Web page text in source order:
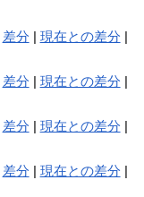
差分| 現在との差分|
差分| 現在との差分|
差分| 現在との差分|
差分| 現在との差分|